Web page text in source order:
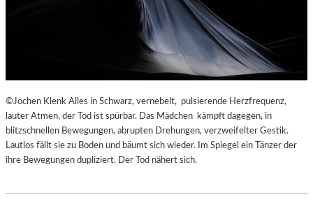
©Jochen Klenk Alles in Schwarz, vernebelt, pulsierende Herzfrequenz,
lauter Atmen, der Tod ist spürbar. Das Mädchen kämpft dagegen, in
blitzschnellen Bewegungen, abrupten Drehungen, verzweifelter Gestik.
Lautlos fällt sie zu Boden und bäumt sich wieder. Im Spiegel ein Tänzer der
ihre Bewegungen dupliziert. Der Tod nähert sich.